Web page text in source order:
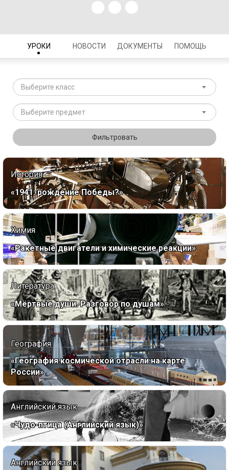
УРОКИ НОВОСТИ ДОКУМЕНТЫ ПОМОЩЬ
Выберите класс
Выберите предмет
Фильтровать
История
«1941: рождение Победы?»
Химия
«Ракетные двигатели и химические реакции»
Литература
«Мёртвые души. Разговор по душам»
География
«География космической отрасли на карте
России»
Английский язык
«Чудо-птица (Английский язык)»
Английский язык